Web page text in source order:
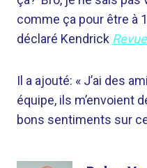
comme ça pour être à
déclaré Kendrick
Il a ajouté: « J’ai des
équipe, ils m’envoient
bons sentiments sur